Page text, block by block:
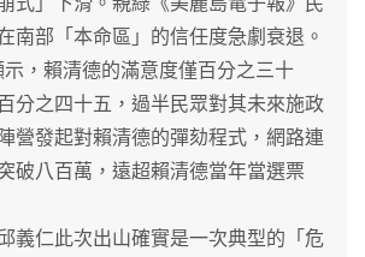
南部「本命區」的信任度急劇衰退。
示，賴清德的滿意度僅百分之三十
分之四十五，過半民眾對其未來施政
營發起對賴清德的彈劾程式，網路連
破八百萬，遠超賴清德當年當選票
仁此次出山確實是一次典型的「危